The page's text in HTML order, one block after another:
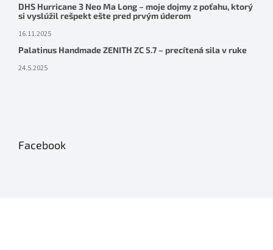
DHS Hurricane 3 Neo Ma Long – moje dojmy z poťahu, ktorý
si vyslúžil rešpekt ešte pred prvým úderom
16.11.2025
Palatinus Handmade ZENITH ZC 5.7 – precítená sila v ruke
24.5.2025
Facebook